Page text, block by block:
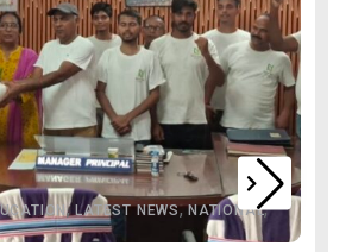
,LATEST NEWS,NATIONAL,